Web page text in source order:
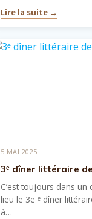
Lire la suite →
5 MAI 2025
3ᵉ dîner littéraire
C’est toujours dans un
lieu le 3e ᵉ dîner
à…